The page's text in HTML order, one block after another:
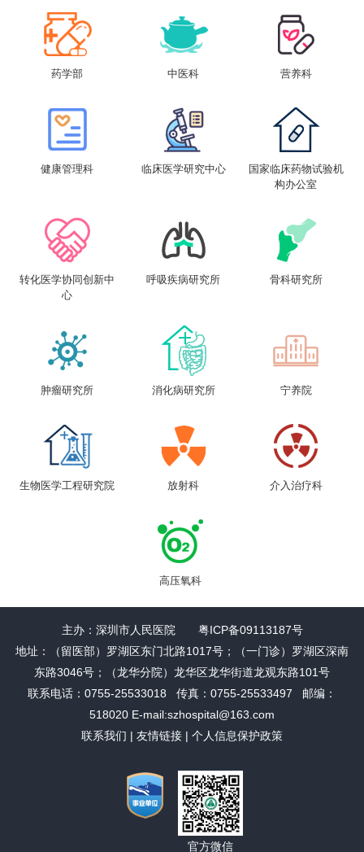
药学部 中医科 营养科
健康管理科 临床医学研究中心
国家临床药物试验机
构办公室
转化医学协同创新中
心
呼吸疾病研究所 骨科研究所
肿瘤研究所 消化病研究所 宁养院
生物医学工程研究院 放射科 介入治疗科
高压氧科
主办：深圳市人民医院 粤ICP备09113187号
地址：（留医部）罗湖区东门北路1017号；（一门诊）罗湖区深南
东路3046号；（龙华分院）龙华区龙华街道龙观东路101号
联系电话：0755-25533018 传真：0755-25533497 邮编：
518020 E-mail:szhospital@163.com
联系我们 | 友情链接 | 个人信息保护政策
官方微信